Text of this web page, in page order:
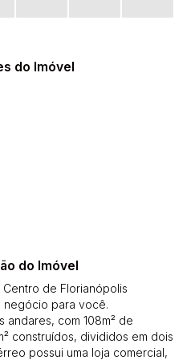
do Imóvel
do Imóvel
de Florianópolis
negócio para você.
andares, com 108m² de
construídos, divididos em dois
possui uma loja comercial,